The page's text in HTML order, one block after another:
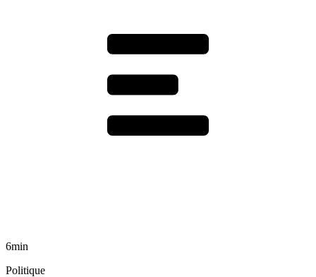
6min
Politique